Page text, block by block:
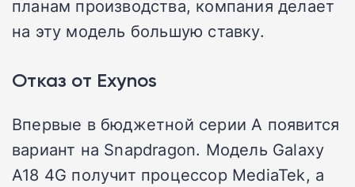
планам производства, компания делает
на эту модель большую ставку.
Отказ от Exynos
Впервые в бюджетной серии A появится
вариант на Snapdragon. Модель Galaxy
A18 4G получит процессор MediaTek, а